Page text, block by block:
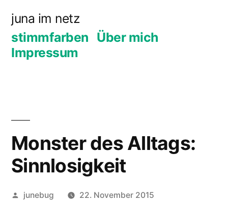
Inhalt
springen
juna im netz
stimmfarben Über mich
Impressum
Monster des Alltags:
Sinnlosigkeit
Veröffentlicht
junebug
22. November 2015